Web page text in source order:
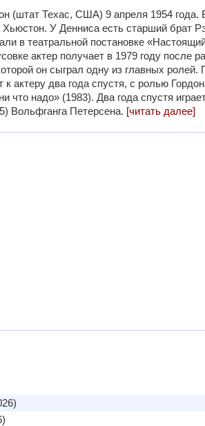
(штат Техас, США) 9 апреля 1954 года.
У Денниса есть старший брат
в театральной постановке
актер получает в 1979 году после
он сыграл одну из главных ролей.
актеру два года спустя, с ролью
надо» (1983). Два года спустя
Вольфганга Петерсена. [читать далее]